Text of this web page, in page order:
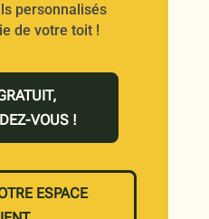
personnalisés
de votre toit !
VOUS !
ESPACE